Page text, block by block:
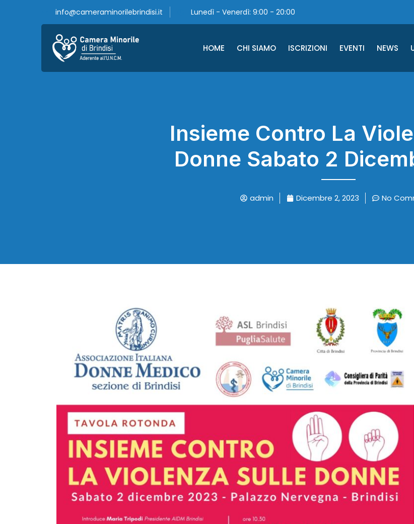
info@cameraminorilebrindisi.it Lunedì - Venerdì: 9:00 - 20:00
HOME CHI SIAMO ISCRIZIONI EVENTI NEWS
Insieme Contro La
Donne Sabato 2
admin Dicembre 2, 2023 No